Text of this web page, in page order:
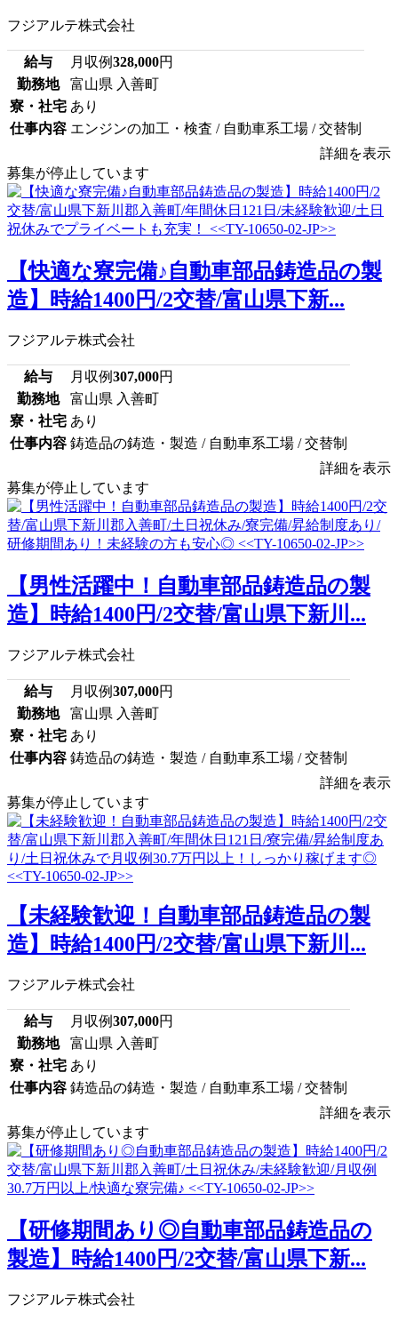
フジアルテ株式会社
給与 月収例328,000円
勤務地
富山県 入善町
寮・社宅 あり
仕事内容 エンジンの加工・検査 / 自動車系工場 / 交替制
詳細を表示
募集が停止しています
【快適な寮完備♪自動車部品鋳造品の製
造】時給1400円/2交替/富山県下新...
フジアルテ株式会社
給与 月収例307,000円
勤務地
富山県 入善町
寮・社宅 あり
仕事内容 鋳造品の鋳造・製造 / 自動車系工場 / 交替制
詳細を表示
募集が停止しています
【男性活躍中！自動車部品鋳造品の製
造】時給1400円/2交替/富山県下新川...
フジアルテ株式会社
給与 月収例307,000円
勤務地
富山県 入善町
寮・社宅 あり
仕事内容 鋳造品の鋳造・製造 / 自動車系工場 / 交替制
詳細を表示
募集が停止しています
【未経験歓迎！自動車部品鋳造品の製
造】時給1400円/2交替/富山県下新川...
フジアルテ株式会社
給与 月収例307,000円
勤務地
富山県 入善町
寮・社宅 あり
仕事内容 鋳造品の鋳造・製造 / 自動車系工場 / 交替制
詳細を表示
募集が停止しています
【研修期間あり◎自動車部品鋳造品の
製造】時給1400円/2交替/富山県下新...
フジアルテ株式会社